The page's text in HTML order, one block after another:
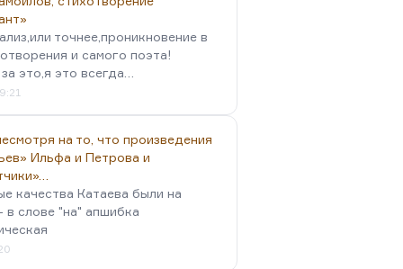
точнее,проникновение в
и самого поэта!
это,я это всегда…
на то, что произведения
Ильфа и Петрова и
качества Катаева были на
в слове "на" апшибка